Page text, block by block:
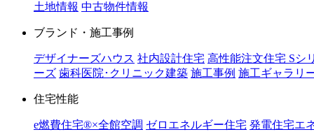
土地情報 中古物件情報
ブランド・施工事例
デザイナーズハウス 社内設計住宅 高性能注文住宅 Sシ
ーズ 歯科医院･クリニック建築 施工事例 施工ギャラリ
住宅性能
e燃費住宅®︎×全館空調 ゼロエネルギー住宅 発電住宅エ